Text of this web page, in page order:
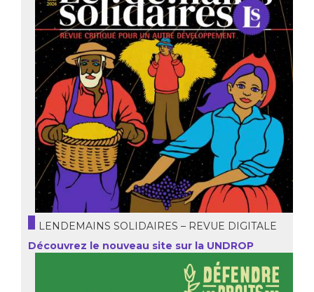
LENDEMAINS SOLIDAIRES – REVUE DIGITALE
Découvrez le nouveau site sur la UNDROP